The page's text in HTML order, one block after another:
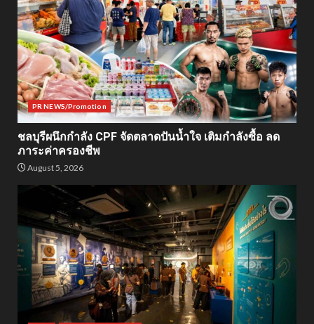
PR NEWS/Promotion
ชลบุรีผนึกกำลัง CPF จัดตลาดปันน้ำใจ เติมกำลังซื้อ ลด
ภาระค่าครองชีพ
August 5, 2026